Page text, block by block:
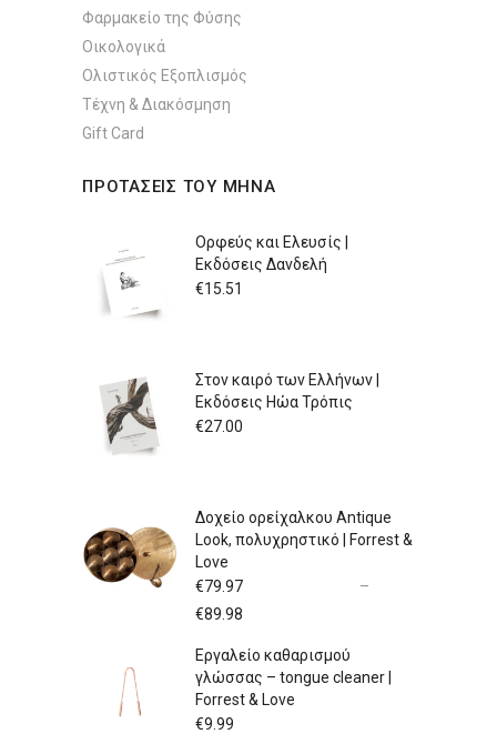
Φαρμακείο της Φύσης
Οικολογικά
Ολιστικός Εξοπλισμός
Τέχνη & Διακόσμηση
Gift Card
ΠΡΟΤΑΣΕΙΣ ΤΟΥ ΜΗΝΑ
Ορφεύς και Ελευσίς |
Εκδόσεις Δανδελή
€15.51
Στον καιρό των Ελλήνων |
Εκδόσεις Ηώα Τρόπις
€27.00
Δοχείο ορείχαλκου Antique
Look, πολυχρηστικό | Forrest &
Love
€79.97
–
€89.98
through
Εργαλείο καθαρισμού
γλώσσας – tongue cleaner |
Forrest & Love
€9.99